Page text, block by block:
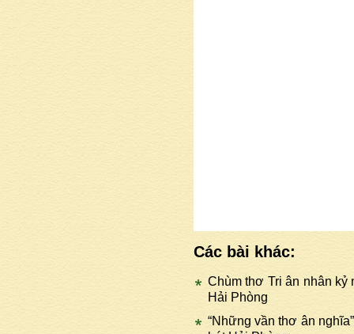
Các bài khác:
Chùm thơ Tri ân nhân kỷ
Hải Phòng
“Những vần thơ ân